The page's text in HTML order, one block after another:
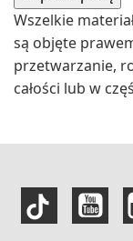
Wszelkie
są objęte
przetwarzanie,
całości lub w